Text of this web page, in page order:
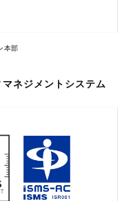
本部
ネジメントシステム